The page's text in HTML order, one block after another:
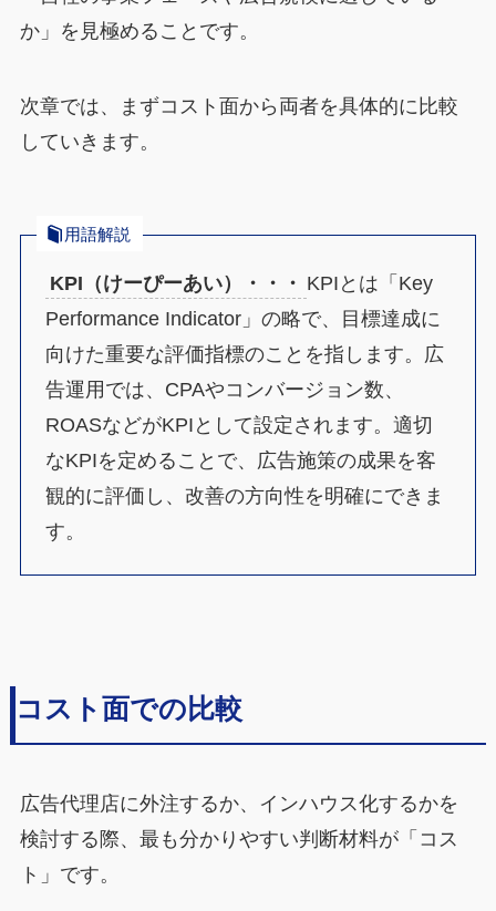
か」を見極めることです。
次章では、まずコスト面から両者を具体的に比較
していきます。
用語解説
KPI（けーぴーあい）・・・ KPIとは「Key
Performance Indicator」の略で、目標達成に
向けた重要な評価指標のことを指します。広
告運用では、CPAやコンバージョン数、
ROASなどがKPIとして設定されます。適切
なKPIを定めることで、広告施策の成果を客
観的に評価し、改善の方向性を明確にできま
す。
コスト面での比較
広告代理店に外注するか、インハウス化するかを
検討する際、最も分かりやすい判断材料が「コス
ト」です。